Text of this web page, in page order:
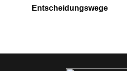
Entscheidungswege